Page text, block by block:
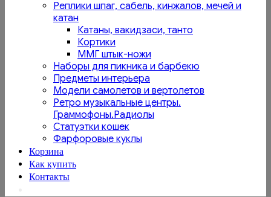
Реплики шпаг, сабель, кинжалов, мечей и
катан
Катаны, вакидзаси, танто
Кортики
ММГ штык-ножи
Наборы для пикника и барбекю
Предметы интерьера
Модели самолетов и вертолетов
Ретро музыкальные центры.
Граммофоны.Радиолы
Статуэтки кошек
Фарфоровые куклы
Корзина
Как купить
Контакты